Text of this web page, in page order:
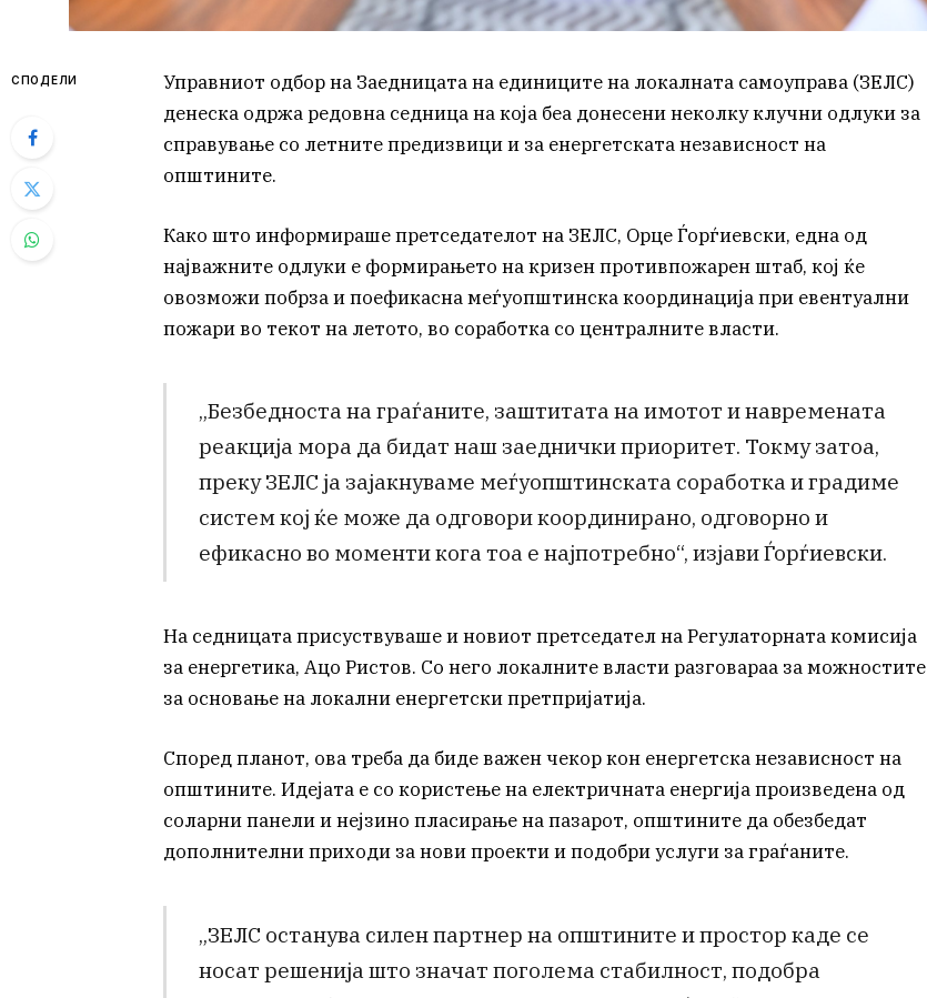
СПОДЕЛИ
Управниот одбор на Заедницата на единиците на локалната самоуправа (ЗЕЛС)
денеска одржа редовна седница на која беа донесени неколку клучни одлуки за
справување со летните предизвици и за енергетската независност на
општините.
Како што информираше претседателот на ЗЕЛС, Орце Ѓорѓиевски, една од
најважните одлуки е формирањето на кризен противпожарен штаб, кој ќе
овозможи побрза и поефикасна меѓуопштинска координација при евентуални
пожари во текот на летото, во соработка со централните власти.
„Безбедноста на граѓаните, заштитата на имотот и навремената
реакција мора да бидат наш заеднички приоритет. Токму затоа,
преку ЗЕЛС ја зајакнуваме меѓуопштинската соработка и градиме
систем кој ќе може да одговори координирано, одговорно и
ефикасно во моменти кога тоа е најпотребно“, изјави Ѓорѓиевски.
На седницата присуствуваше и новиот претседател на Регулаторната комисија
за енергетика, Ацо Ристов. Со него локалните власти разговараа за можностите
за основање на локални енергетски претпријатија.
Според планот, ова треба да биде важен чекор кон енергетска независност на
општините. Идејата е со користење на електричната енергија произведена од
соларни панели и нејзино пласирање на пазарот, општините да обезбедат
дополнителни приходи за нови проекти и подобри услуги за граѓаните.
„ЗЕЛС останува силен партнер на општините и простор каде се
носат решенија што значат поголема стабилност, подобра